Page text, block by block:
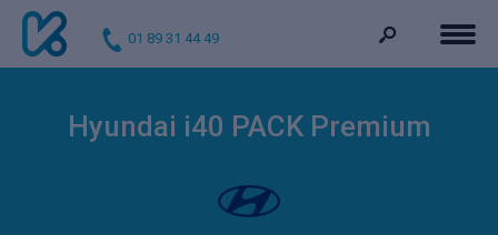
01 89 31 44 49
Hyundai i40 PACK Premium